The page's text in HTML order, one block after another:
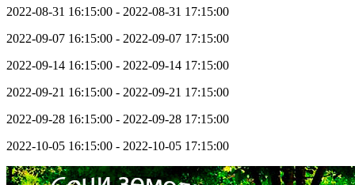
2022-08-31 16:15:00 - 2022-08-31 17:15:00
2022-09-07 16:15:00 - 2022-09-07 17:15:00
2022-09-14 16:15:00 - 2022-09-14 17:15:00
2022-09-21 16:15:00 - 2022-09-21 17:15:00
2022-09-28 16:15:00 - 2022-09-28 17:15:00
2022-10-05 16:15:00 - 2022-10-05 17:15:00